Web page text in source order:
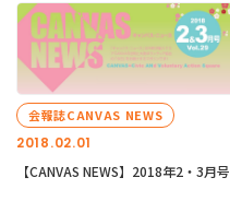
2018.02.01
会報誌CANVAS NEWS
【CANVAS NEWS】2018年2・3月号